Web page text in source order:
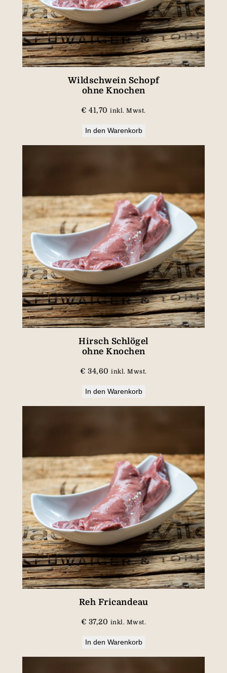
Wildschwein Schopf
ohne Knochen
€ 41,70 inkl. Mwst.
In den Warenkorb
Hirsch Schlögel
ohne Knochen
€ 34,60 inkl. Mwst.
In den Warenkorb
Reh Fricandeau
€ 37,20 inkl. Mwst.
In den Warenkorb